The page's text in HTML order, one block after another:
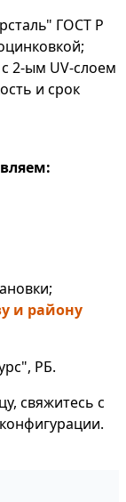
ГОСТ Р
2-ым UV-слоем
и срок
и району
РБ.
свяжитесь с